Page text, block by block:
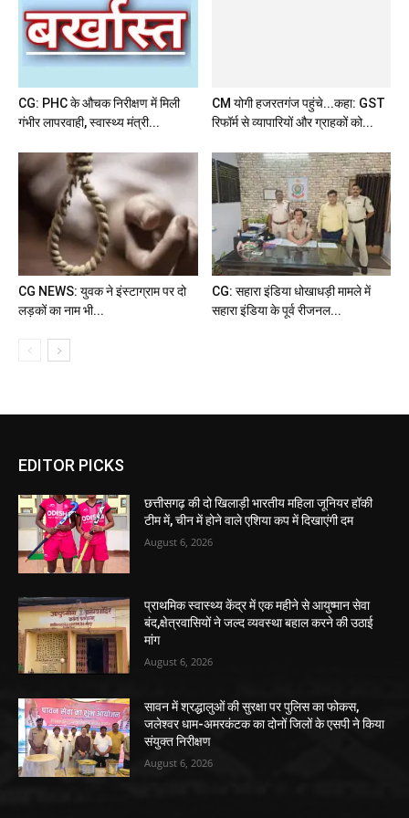
CG: PHC के औचक निरीक्षण में मिली
गंभीर लापरवाही, स्वास्थ्य मंत्री...
CG NEWS: युवक ने इंस्टाग्राम पर दो
लड़कों का नाम भी...
CG: सहारा इंडिया धोखाधड़ी मामले में
सहारा इंडिया के पूर्व रीजनल...
टीम में, चीन में होने वाले एशिया कप में दिखाएंगी दम
August 6, 2026
बंद,क्षेत्रवासियों ने जल्द व्यवस्था बहाल करने की उठाई
मांग
August 6, 2026
जलेश्वर धाम-अमरकंटक का दोनों जिलों के एसपी ने किया
संयुक्त निरीक्षण
August 6, 2026